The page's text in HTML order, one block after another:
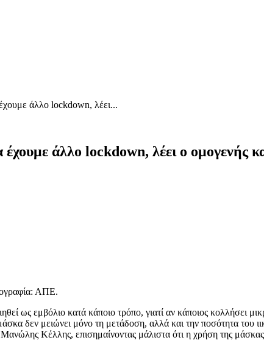
άλλο lockdown, λέει...
άλλο lockdown, λέει o ομογενής
ΑΠΕ.
κατά κάποιο τρόπο, γιατί αν κάποιος κολλήσει
δεν μειώνει μόνο τη μετάδοση, αλλά και την ποσότητα
Μανώλης Κέλλης, επισημαίνοντας μάλιστα ότι η χρήση της